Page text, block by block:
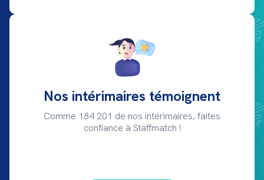
Nos intérimaires témoignent
Comme 184 201 de nos intérimaires, faites
confiance à Staffmatch !